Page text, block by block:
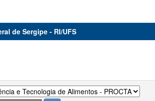
de Sergipe - RI/UFS